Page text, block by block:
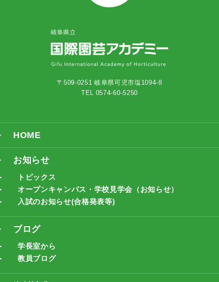
〒509-0251 岐阜県可児市塩1094-8
TEL 0574-60-5250
HOME
お知らせ
トピックス
オープンキャンパス・学校見学会（お知らせ）
入試のお知らせ(合格発表等)
ブログ
学長室から
教員ブログ